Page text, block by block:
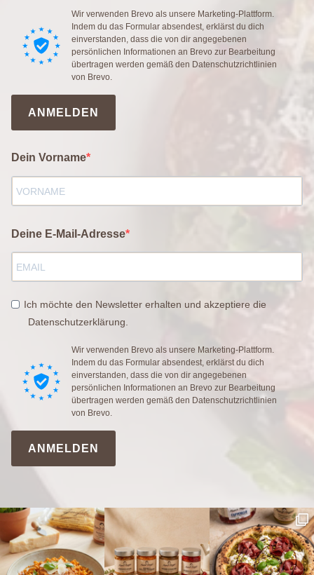
Wir verwenden Brevo als unsere Marketing-Plattform.
Indem du das Formular absendest, erklärst du dich
einverstanden, dass die von dir angegebenen
persönlichen Informationen an Brevo zur Bearbeitung
übertragen werden gemäß den Datenschutzrichtlinien
von Brevo.
ANMELDEN
Dein Vorname
Deine E-Mail-Adresse
Ich möchte den Newsletter erhalten und akzeptiere die
Datenschutzerklärung.
Wir verwenden Brevo als unsere Marketing-Plattform.
Indem du das Formular absendest, erklärst du dich
einverstanden, dass die von dir angegebenen
persönlichen Informationen an Brevo zur Bearbeitung
übertragen werden gemäß den Datenschutzrichtlinien
von Brevo.
ANMELDEN